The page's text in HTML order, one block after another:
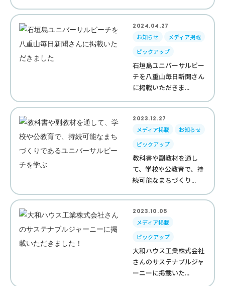
2024.04.27
お知らせ
メディア掲載
ピックアップ
石垣島ユニバーサルビー
チを八重山毎日新聞さん
に掲載いただきま...
2023.12.27
メディア掲載
お知らせ
ピックアップ
教科書や副教材を通し
て、学校や公教育で、持
続可能なまちづくり...
2023.10.05
メディア掲載
ピックアップ
大和ハウス工業株式会社
さんのサステナブルジャ
ーニーに掲載いた...